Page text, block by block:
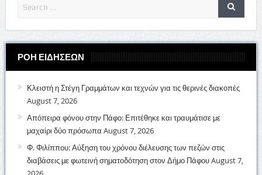
ΡΟΗ ΕΙΔΗΣΕΩΝ
Κλειστή η Στέγη Γραμμάτων και τεχνών για τις θερινές διακοπές
August 7, 2026
Απόπειρα φόνου στην Πάφο: Επιτέθηκε και τραυμάτισε με
μαχαίρι δύο πρόσωπα August 7, 2026
Φ. Φιλίππου: Αύξηση του χρόνου διέλευσης των πεζών στις
διαβάσεις με φωτεινή σηματοδότηση στον Δήμο ΠάφουAugust 7,